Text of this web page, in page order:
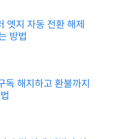
엣지 자동 전환 해제
방법
독 해지하고 환불까지